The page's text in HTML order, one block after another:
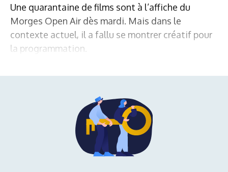
Une quarantaine de films sont à l’affiche du
Morges Open Air dès mardi. Mais dans le
contexte actuel, il a fallu se montrer créatif pour
la programmation.